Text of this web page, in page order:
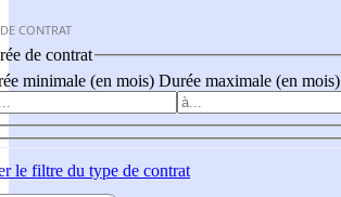
CONTRAT
de contrat
minimale (en mois) Durée maximale (en mois)
le filtre du type de contrat